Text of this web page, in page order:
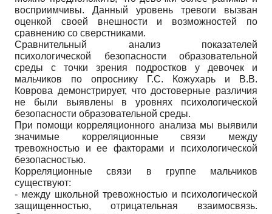
восприимчивы. Данный уровень тревоги вызван
оценкой своей внешности и возможностей по
сравнению со сверстниками.
Сравнительный анализ показателей
психологической безопасности образовательной
среды с точки зрения подростков у девочек и
мальчиков по опроснику Г.С. Кожухарь и В.В.
Коврова демонстрирует, что достоверные различия
не были выявлены в уровнях психологической
безопасности образовательной среды.
При помощи корреляционного анализа мы выявили
значимые корреляционные связи между
тревожностью и ее факторами и психологической
безопасностью.
Корреляционные связи в группе мальчиков
существуют:
- между школьной тревожностью и психологической
защищенностью, отрицательная взаимосвязь.